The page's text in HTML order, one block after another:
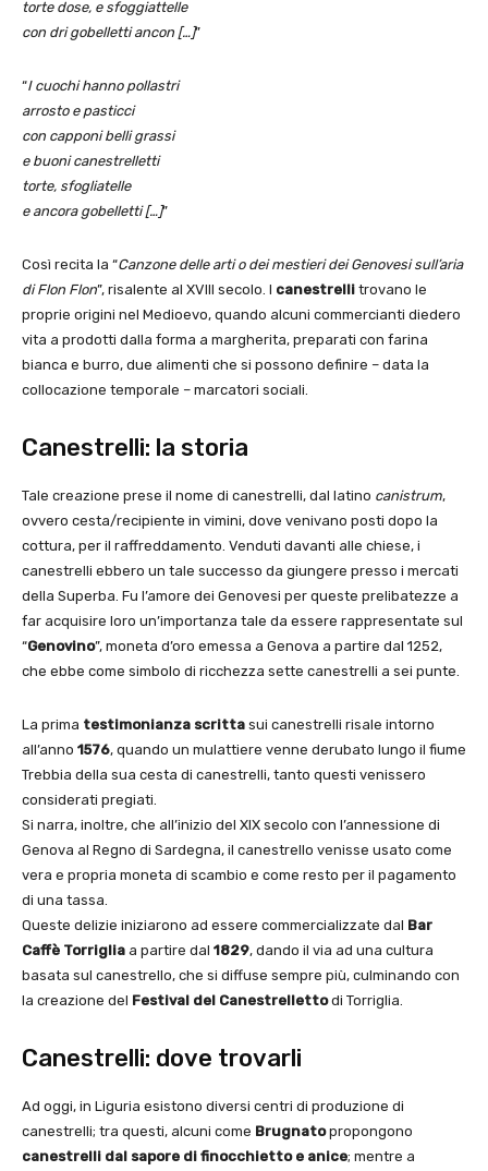
torte dose, e sfoggiattelle
con dri gobelletti ancon […]”
“I cuochi hanno pollastri
arrosto e pasticci
con capponi belli grassi
e buoni canestrelletti
torte, sfogliatelle
e ancora gobelletti […]”
Così recita la “Canzone delle arti o dei mestieri dei Genovesi sull’aria
di Flon Flon”, risalente al XVIII secolo. I canestrelli trovano le
proprie origini nel Medioevo, quando alcuni commercianti diedero
vita a prodotti dalla forma a margherita, preparati con farina
bianca e burro, due alimenti che si possono definire – data la
collocazione temporale – marcatori sociali.
Canestrelli: la storia
Tale creazione prese il nome di canestrelli, dal latino canistrum,
ovvero cesta/recipiente in vimini, dove venivano posti dopo la
cottura, per il raffreddamento. Venduti davanti alle chiese, i
canestrelli ebbero un tale successo da giungere presso i mercati
della Superba. Fu l’amore dei Genovesi per queste prelibatezze a
far acquisire loro un’importanza tale da essere rappresentate sul
“Genovino”, moneta d’oro emessa a Genova a partire dal 1252,
che ebbe come simbolo di ricchezza sette canestrelli a sei punte.
La prima testimonianza scritta sui canestrelli risale intorno
all’anno 1576, quando un mulattiere venne derubato lungo il fiume
Trebbia della sua cesta di canestrelli, tanto questi venissero
considerati pregiati.
Si narra, inoltre, che all’inizio del XIX secolo con l’annessione di
Genova al Regno di Sardegna, il canestrello venisse usato come
vera e propria moneta di scambio e come resto per il pagamento
di una tassa.
Queste delizie iniziarono ad essere commercializzate dal Bar
Caffè Torriglia a partire dal 1829, dando il via ad una cultura
basata sul canestrello, che si diffuse sempre più, culminando con
la creazione del Festival del Canestrellettodi Torriglia.
Canestrelli: dove trovarli
Ad oggi, in Liguria esistono diversi centri di produzione di
canestrelli; tra questi, alcuni come Brugnatopropongono
canestrelli dal sapore di finocchietto e anice; mentre a